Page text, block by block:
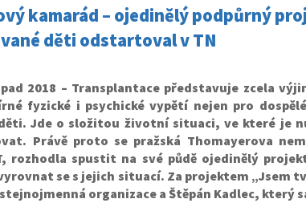
kamarád – ojedinělý podpůrný
děti odstartoval v TN
2018 – Transplantace představuje zcela
fyzické i psychické vypětí nejen pro
Jde o složitou životní situaci, ve které je
Právě proto se pražská Thomayerova
rozhodla spustit na své půdě ojedinělý
se s jejich situací. Za projektem „Jsem
organizace a Štěpán Kadlec, který